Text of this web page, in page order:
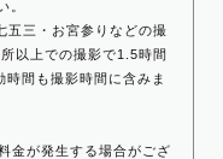
。
五三・お宮参りなどの撮
以上での撮影で1.5時間
間も撮影時間に含みま
金が発生する場合がござ